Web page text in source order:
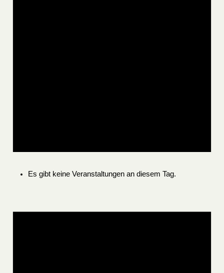
Es gibt keine Veranstaltungen an diesem Tag.